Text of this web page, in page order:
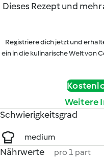
Dieses Rezept und
Registriere dich jetzt und
ein in die kulinarische Welt von
Weitere
Schwierigkeitsgrad
medium
Nährwerte pro 1 part